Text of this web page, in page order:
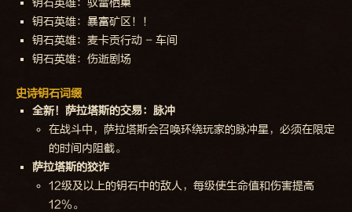
钥石英雄：暴富矿区！！
钥石英雄：麦卡贡行动 - 车间
钥石英雄：伤逝剧场
史诗钥石词缀
全新！萨拉塔斯的交易：脉冲
在战斗中，萨拉塔斯会召唤环绕玩家的脉冲星，必须在限定
的时间内阻截。
萨拉塔斯的狡诈
12级及以上的钥石中的敌人，每级使生命值和伤害提高
12%。